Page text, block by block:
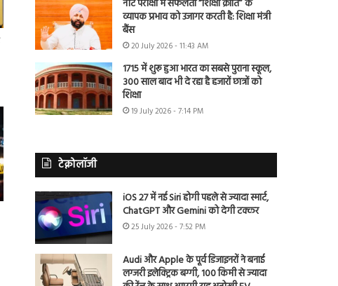
नीट परीक्षा में सफलता “शिक्षा क्रांति” के
व्यापक प्रभाव को उजागर करती है: शिक्षा मंत्री
बैंस
20 July 2026 - 11:43 AM
1715 में शुरू हुआ भारत का सबसे पुराना स्कूल,
300 साल बाद भी दे रहा है हजारों छात्रों को
शिक्षा
19 July 2026 - 7:14 PM
टेक्नोलॉजी
iOS 27 में नई Siri होगी पहले से ज्यादा स्मार्ट,
ChatGPT और Gemini को देगी टक्कर
25 July 2026 - 7:52 PM
Audi और Apple के पूर्व डिजाइनरों ने बनाई
लग्जरी इलेक्ट्रिक बग्गी, 100 किमी से ज्यादा